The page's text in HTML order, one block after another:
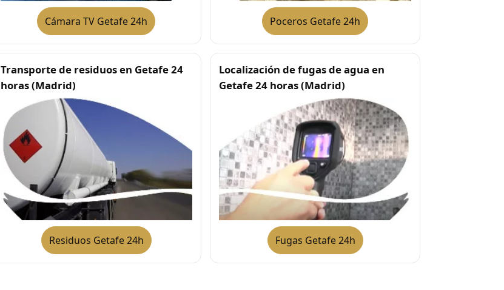
Cámara TV Getafe 24h Poceros Getafe 24h
Transporte de residuos en Getafe 24
horas (Madrid)
Residuos Getafe 24h
Localización de fugas de agua en
Getafe 24 horas (Madrid)
Fugas Getafe 24h